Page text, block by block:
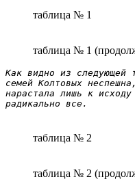
таблица № 1
таблица № 1
Как видно из следующей
семей Колтовых
нарастала лишь к
радикально все.
таблица № 2
таблица № 2